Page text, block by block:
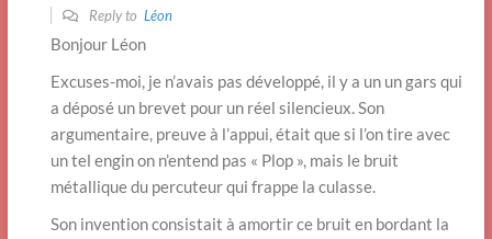
Reply to Léon
Bonjour Léon
Excuses-moi, je n’avais pas développé, il y a un un gars qui
a déposé un brevet pour un réel silencieux. Son
argumentaire, preuve à l’appui, était que si l’on tire avec
un tel engin on n’entend pas « Plop », mais le bruit
métallique du percuteur qui frappe la culasse.
Son invention consistait à amortir ce bruit en bordant la